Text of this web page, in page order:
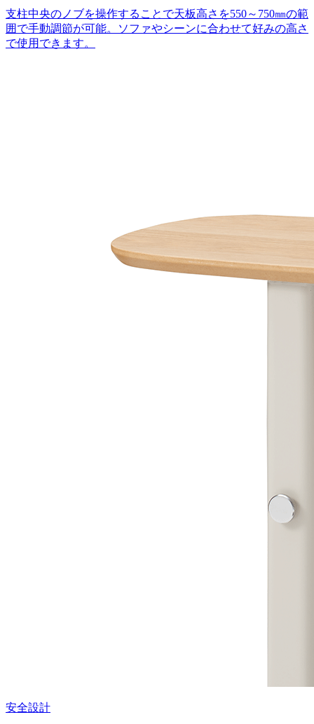
支柱中央のノブを操作することで天板高さを550～750㎜の範
囲で手動調節が可能。ソファやシーンに合わせて好みの高さ
で使用できます。
安全設計